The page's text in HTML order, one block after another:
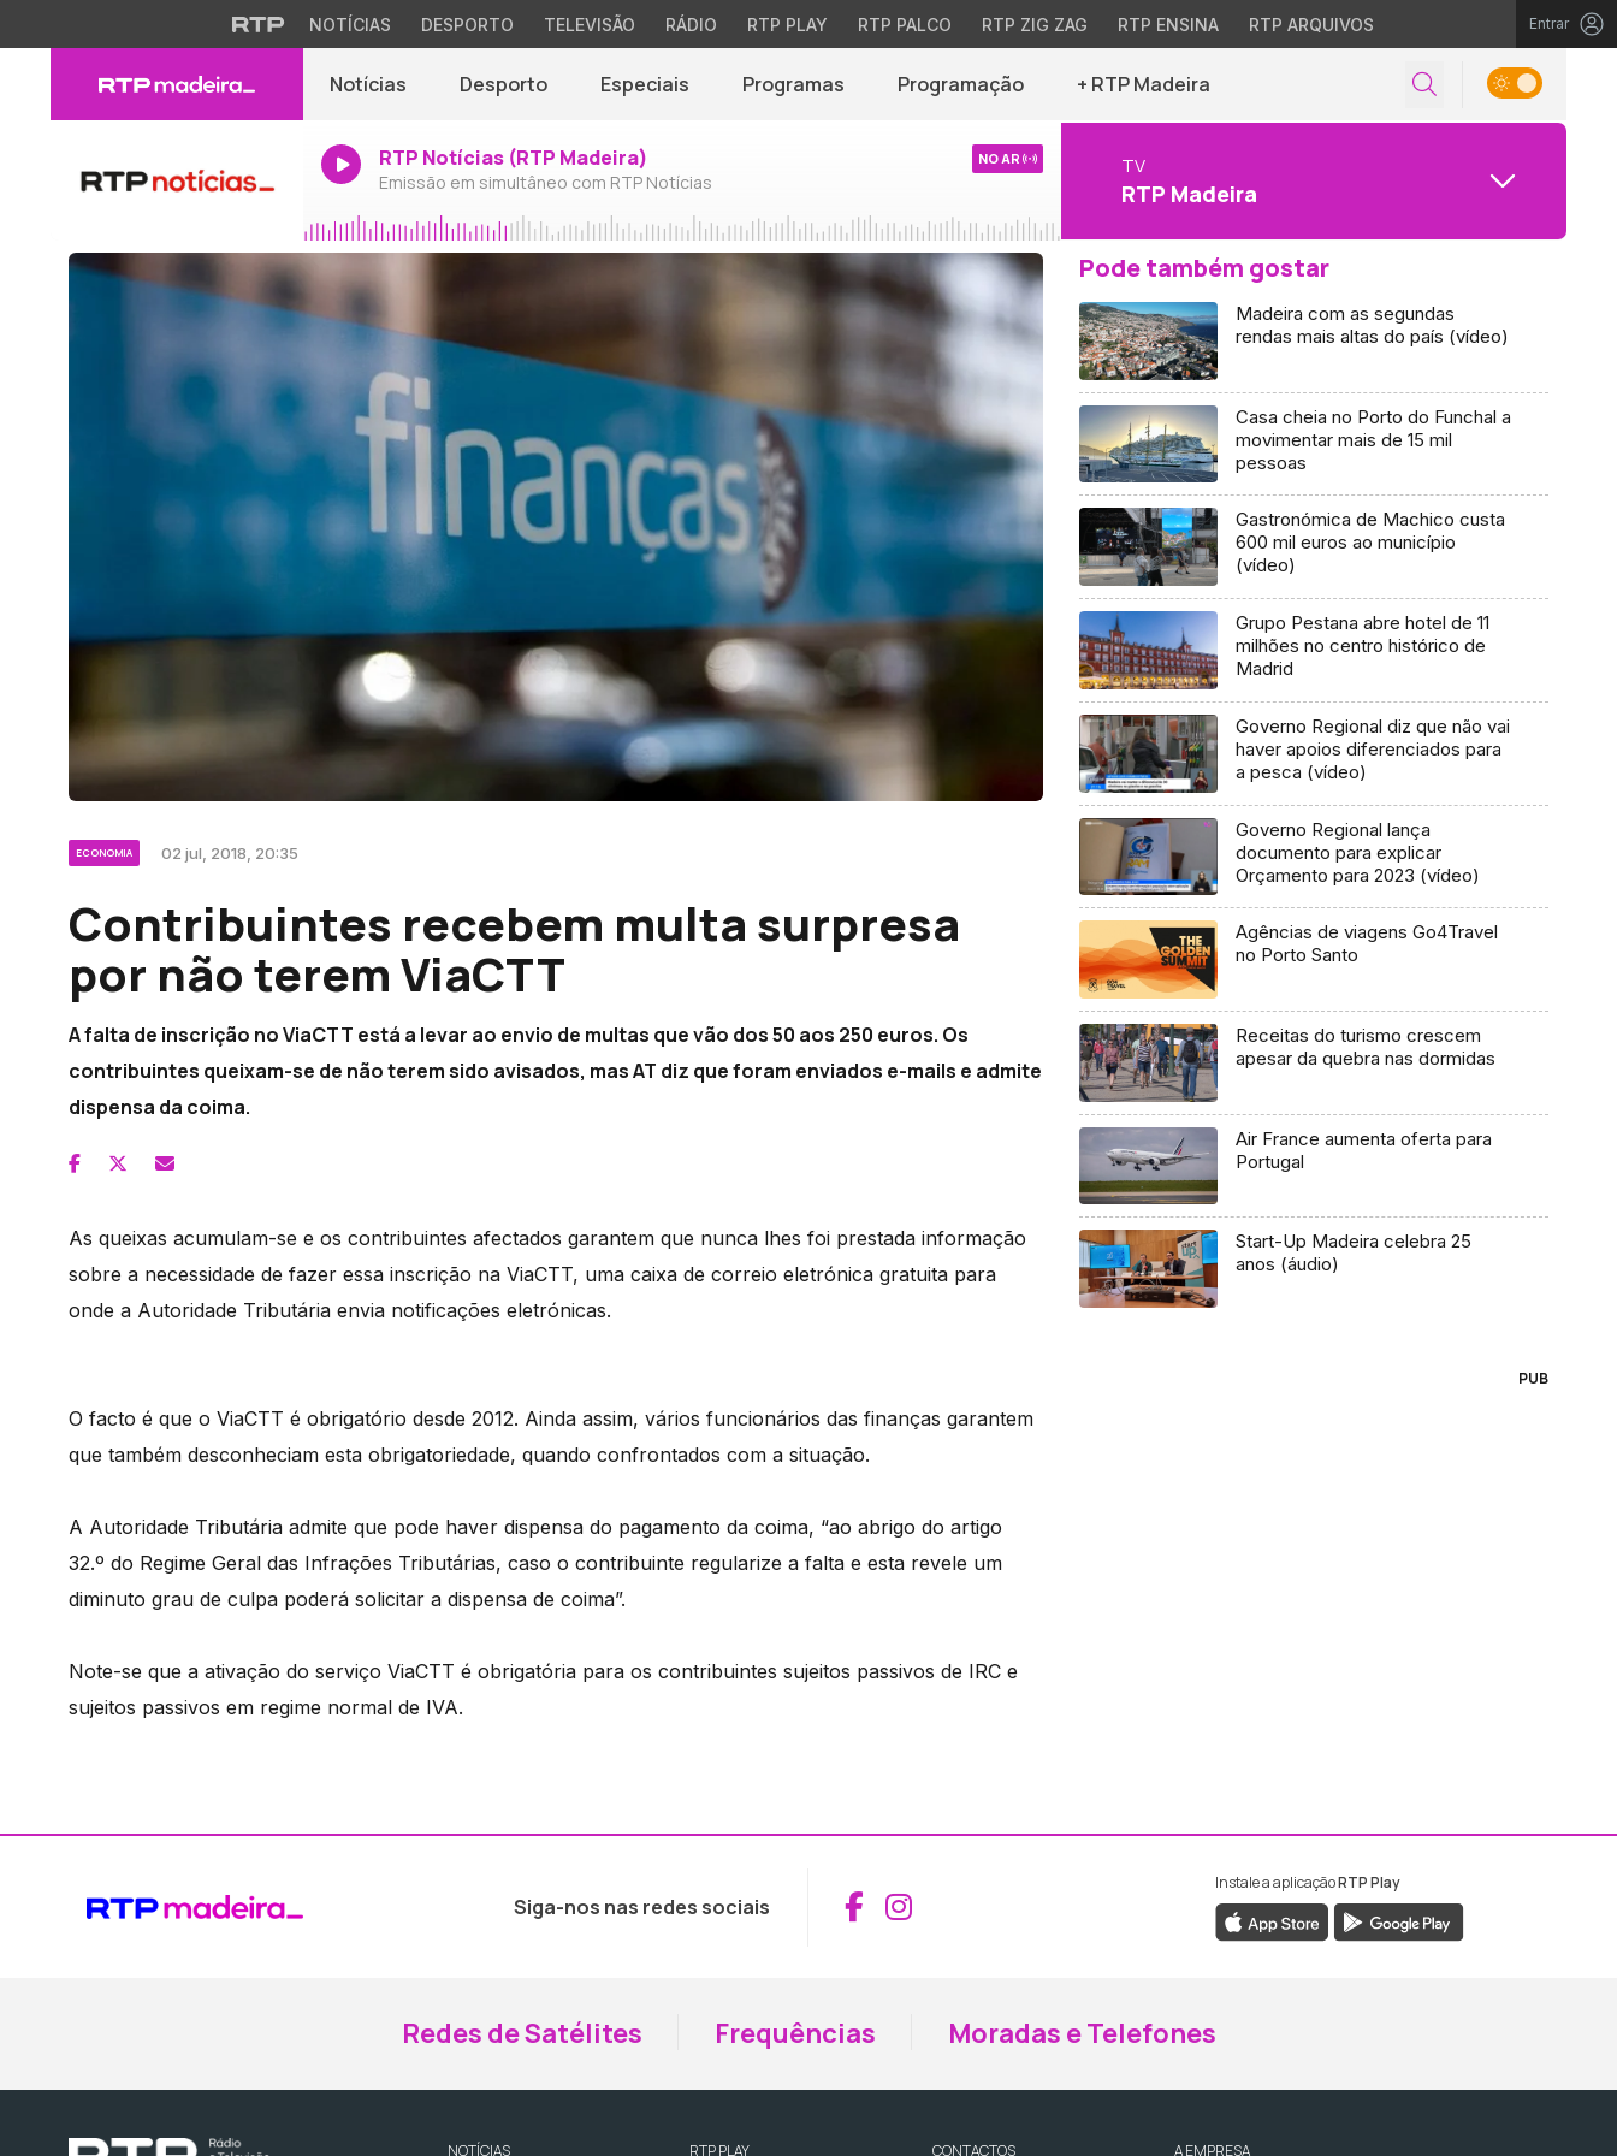
NOTÍCIAS DESPORTO TELEVISÃO RÁDIO RTP PLAY RTP PALCO RTP ZIG ZAG RTP ENSINA RTP ARQUIVOS Entrar
Notícias Desporto Especiais Programas Programação + RTP Madeira
RTP Notícias (RTP Madeira)
Emissão em simultâneo com RTP Notícias
NO AR TV
RTP Madeira
ECONOMIA 02 jul, 2018, 20:35
Contribuintes recebem multa surpresa
por não terem ViaCTT
A falta de inscrição no ViaCTT está a levar ao envio de multas que vão dos 50 aos 250 euros. Os
contribuintes queixam-se de não terem sido avisados, mas AT diz que foram enviados e-mails e admite
dispensa da coima.
As queixas acumulam-se e os contribuintes afectados garantem que nunca lhes foi prestada informação
sobre a necessidade de fazer essa inscrição na ViaCTT, uma caixa de correio eletrónica gratuita para
onde a Autoridade Tributária envia notificações eletrónicas.
O facto é que o ViaCTT é obrigatório desde 2012. Ainda assim, vários funcionários das finanças garantem
que também desconheciam esta obrigatoriedade, quando confrontados com a situação.
A Autoridade Tributária admite que pode haver dispensa do pagamento da coima, “ao abrigo do artigo
32.º do Regime Geral das Infrações Tributárias, caso o contribuinte regularize a falta e esta revele um
diminuto grau de culpa poderá solicitar a dispensa de coima”.
Note-se que a ativação do serviço ViaCTT é obrigatória para os contribuintes sujeitos passivos de IRC e
sujeitos passivos em regime normal de IVA.
Pode também gostar
Madeira com as segundas
rendas mais altas do país (vídeo)
Casa cheia no Porto do Funchal a
movimentar mais de 15 mil
pessoas
Gastronómica de Machico custa
600 mil euros ao município
(vídeo)
Grupo Pestana abre hotel de 11
milhões no centro histórico de
Madrid
Governo Regional diz que não vai
haver apoios diferenciados para
a pesca (vídeo)
Governo Regional lança
documento para explicar
Orçamento para 2023 (vídeo)
Agências de viagens Go4Travel
no Porto Santo
Receitas do turismo crescem
apesar da quebra nas dormidas
Air France aumenta oferta para
Portugal
Start-Up Madeira celebra 25
anos (áudio)
PUB
Siga-nos nas redes sociais Aceder ao Facebook da RTP Madeira
Aceder ao Instagram da RTP Madeira
Instale a aplicaçãoRTP Play
Redes de Satélites Frequências Moradas e Telefones
NOTÍCIAS RTP PLAY CONTACTOS A EMPRESA